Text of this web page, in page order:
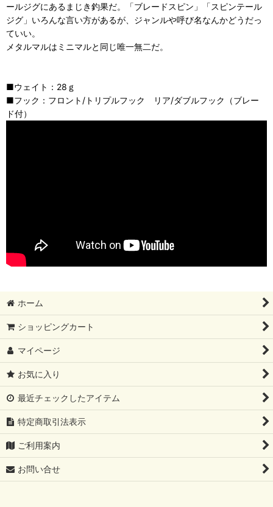
ールジグにあるまじき釣果だ。「ブレードスピン」「スピンテール
ジグ」いろんな言い方があるが、ジャンルや呼び名なんかどうだっ
ていい。
メタルマルはミニマルと同じ唯一無二だ。
■ウェイト：28ｇ
■フック：フロント/トリプルフック リア/ダブルフック（ブレー
ド付）
ホーム
ショッピングカート
マイページ
お気に入り
最近チェックしたアイテム
特定商取引法表示
ご利用案内
お問い合せ